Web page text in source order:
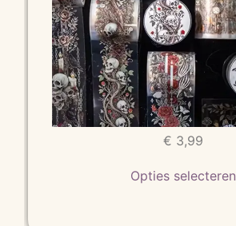
€ 3,99
Opties selecteren